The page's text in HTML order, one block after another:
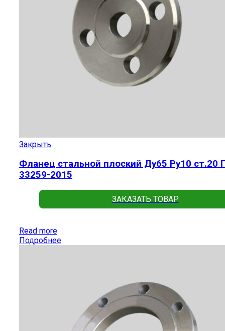
Закрыть
Фланец стальной плоский Ду65 Ру10 ст.20
33259-2015
ЗАКАЗАТЬ ТОВАР
Read more
Подробнее